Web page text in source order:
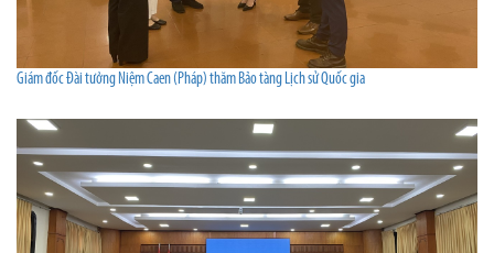
Giám đốc Đài tưởng Niệm Caen (Pháp) thăm Bảo tàng Lịch sử Quốc gia